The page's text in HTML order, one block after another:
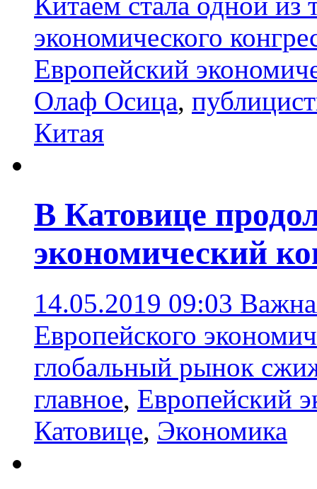
экономического
Европейский
Олаф Осица,
Китая
В Катовице
экономический
14.05.2019 09:03
Европейского
глобальный рынок
главное, Европейский
Катовице, Экономика